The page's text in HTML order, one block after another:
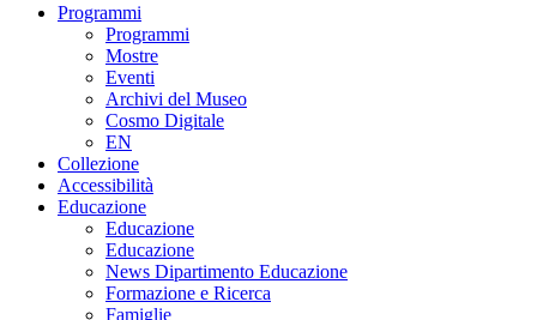
Programmi
Programmi
Mostre
Eventi
Archivi del Museo
Cosmo Digitale
EN
Collezione
Accessibilità
Educazione
Educazione
Educazione
News Dipartimento Educazione
Formazione e Ricerca
Famiglie